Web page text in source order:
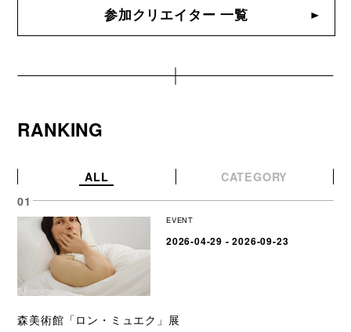
参加クリエイター 一覧
RANKING
ALL CATEGORY
EVENT
2026-04-29 - 2026-09-23
森美術館「ロン・ミュエク」展